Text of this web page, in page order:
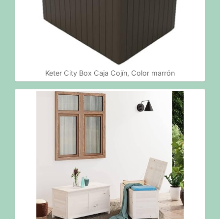
Keter City Box Caja Cojín, Color marrón